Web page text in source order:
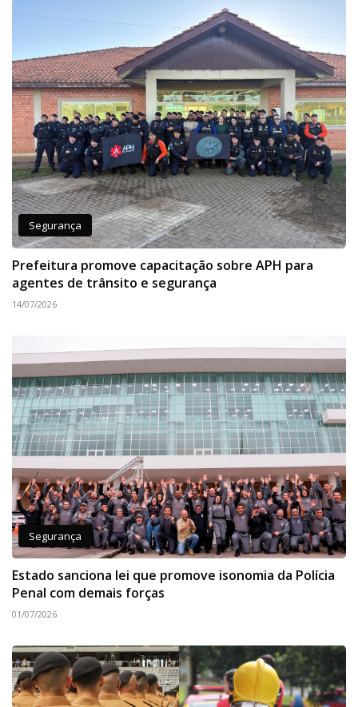
Segurança
Prefeitura promove capacitação sobre APH para
agentes de trânsito e segurança
14/07/2026
Segurança
Estado sanciona lei que promove isonomia da Polícia
Penal com demais forças
01/07/2026